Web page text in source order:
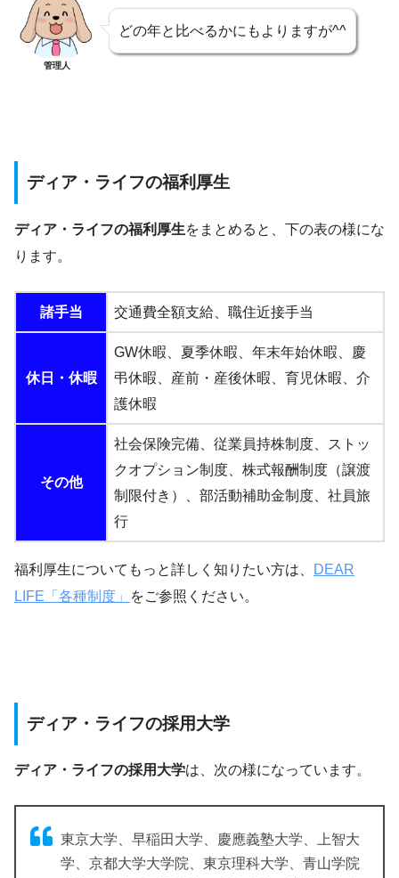
管理人
どの年と比べるかにもよりますが^^
ディア・ライフの福利厚生
ディア・ライフの福利厚生をまとめると、下の表の様にな
ります。
諸手当 交通費全額支給、職住近接手当
休日・休暇
GW休暇、夏季休暇、年末年始休暇、慶
弔休暇、産前・産後休暇、育児休暇、介
護休暇
その他
社会保険完備、従業員持株制度、ストッ
クオプション制度、株式報酬制度（譲渡
制限付き）、部活動補助金制度、社員旅
行
福利厚生についてもっと詳しく知りたい方は、
DEAR
LIFE「各種制度」
をご参照ください。
ディア・ライフの採用大学
ディア・ライフの採用大学は、次の様になっています。
東京大学、早稲田大学、慶應義塾大学、上智大
学、京都大学大学院、東京理科大学、青山学院